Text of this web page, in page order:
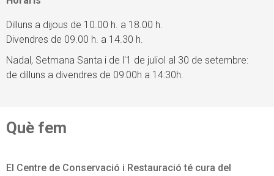
Dilluns a dijous de 10.00 h. a 18.00 h.
Divendres de 09.00 h. a 14.30 h.
Nadal, Setmana Santa i de l'1 de juliol al 30 de setembre:
de dilluns a divendres de 09:00h a 14:30h.
Què fem
El Centre de Conservació i Restauració té cura del